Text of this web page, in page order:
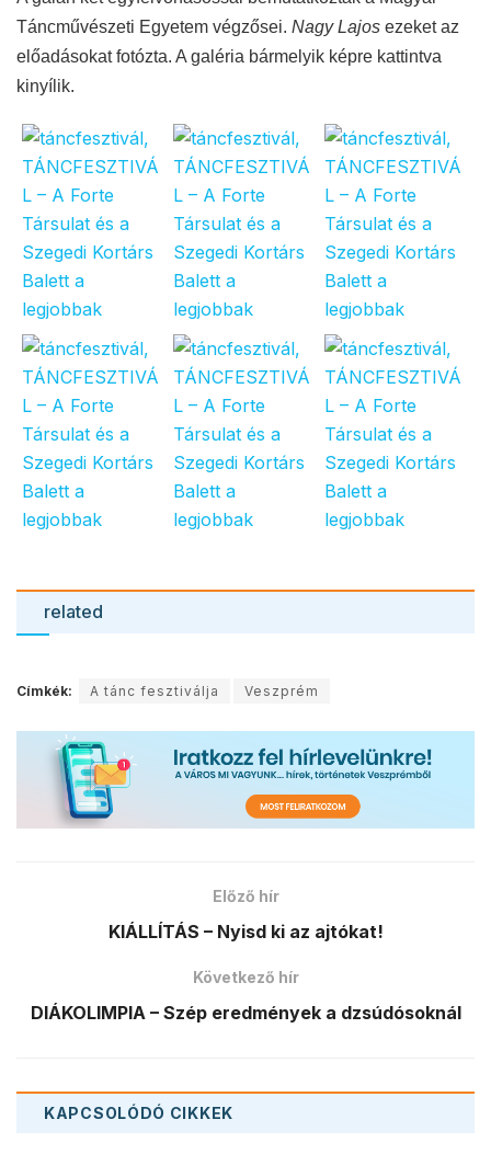
Táncművészeti Egyetem végzősei. Nagy Lajos ezeket az
előadásokat fotózta. A galéria bármelyik képre kattintva
kinyílik.
related
Címkék: A tánc fesztiválja Veszprém
Előző hír
KIÁLLÍTÁS – Nyisd ki az ajtókat!
Következő hír
DIÁKOLIMPIA – Szép eredmények a dzsúdósoknál
KAPCSOLÓDÓ CIKKEK